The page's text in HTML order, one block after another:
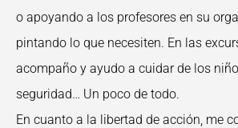
o apoyando a los profesores en su
pintando lo que necesiten. En las
acompaño y ayudo a cuidar de los
seguridad… Un poco de todo.
En cuanto a la libertad de acción, me